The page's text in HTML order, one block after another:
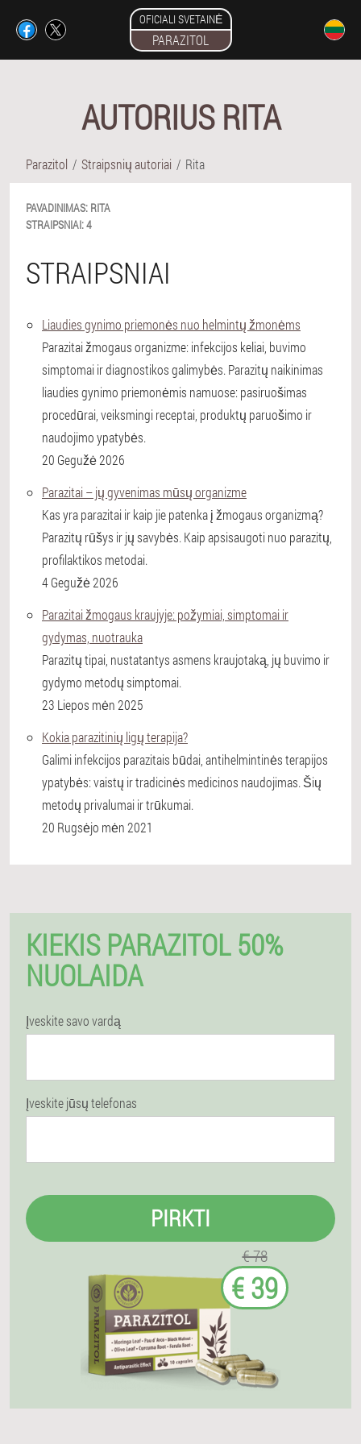
OFICIALI SVETAINĖ
PARAZITOL
AUTORIUS RITA
Parazitol Straipsnių autoriai Rita
PAVADINIMAS: RITA
STRAIPSNIAI:4
STRAIPSNIAI
Liaudies gynimo priemonės nuo helmintų žmonėms
Parazitai žmogaus organizme: infekcijos keliai, buvimo
simptomai ir diagnostikos galimybės. Parazitų naikinimas
liaudies gynimo priemonėmis namuose: pasiruošimas
procedūrai, veiksmingi receptai, produktų paruošimo ir
naudojimo ypatybės.
20 Gegužė 2026
Parazitai – jų gyvenimas mūsų organizme
Kas yra parazitai ir kaip jie patenka į žmogaus organizmą?
Parazitų rūšys ir jų savybės. Kaip apsisaugoti nuo parazitų,
profilaktikos metodai.
4 Gegužė 2026
Parazitai žmogaus kraujyje: požymiai, simptomai ir
gydymas, nuotrauka
Parazitų tipai, nustatantys asmens kraujotaką, jų buvimo ir
gydymo metodų simptomai.
23 Liepos mėn 2025
Kokia parazitinių ligų terapija?
Galimi infekcijos parazitais būdai, antihelmintinės terapijos
ypatybės: vaistų ir tradicinės medicinos naudojimas. Šių
metodų privalumai ir trūkumai.
20 Rugsėjo mėn 2021
KIEKIS PARAZITOL 50%
NUOLAIDA
Įveskite savo vardą
Įveskite jūsų telefonas
PIRKTI
€ 78
€ 39